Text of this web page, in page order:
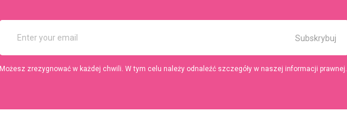
Możesz zrezygnować w każdej chwili. W tym celu należy odnaleźć szczegóły w naszej informacji prawnej.